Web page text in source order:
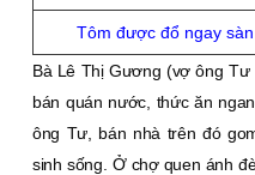
Tôm được đổ ngay
Bà Lê Thị Gương (vợ ông
bán quán nước, thức ăn
ông Tư, bán nhà trên đó
sinh sống. Ở chợ quen ánh